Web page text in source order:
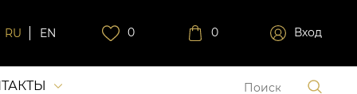
RU EN 0 0 Вход